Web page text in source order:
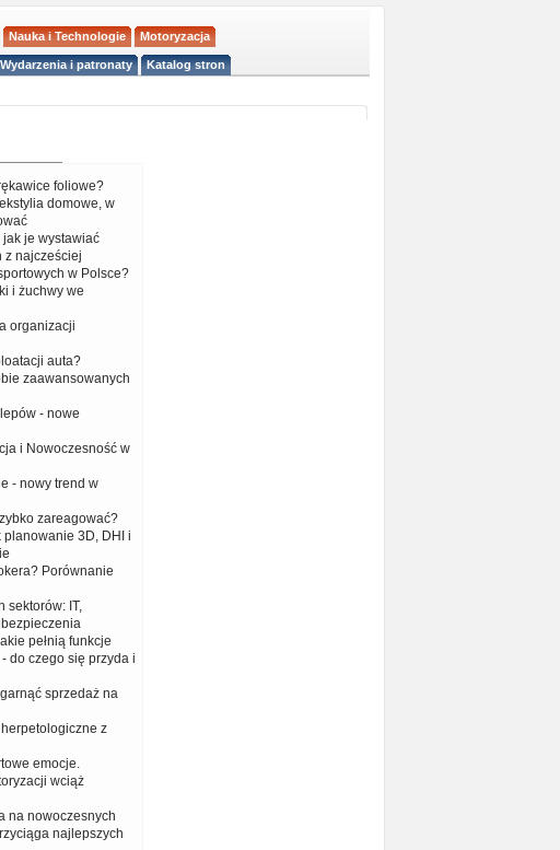
Nauka i Technologie Motoryzacja
Wydarzenia i patronaty Katalog stron
foliowe?
domowe, w
jak je wystawiać
z najcześciej
w Polsce?
i żuchwy we
organizacji
auta?
zaawansowanych
- nowe
i Nowoczesność w
- nowy trend w
zareagować?
planowanie 3D, DHI i
Porównanie
sektorów: IT,
pełnią funkcje
do czego się przyda i
sprzedaż na
z
emocje.
wciąż
na nowoczesnych
najlepszych